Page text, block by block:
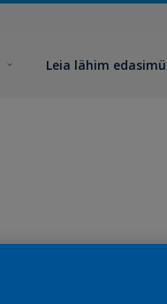
Leia lähim